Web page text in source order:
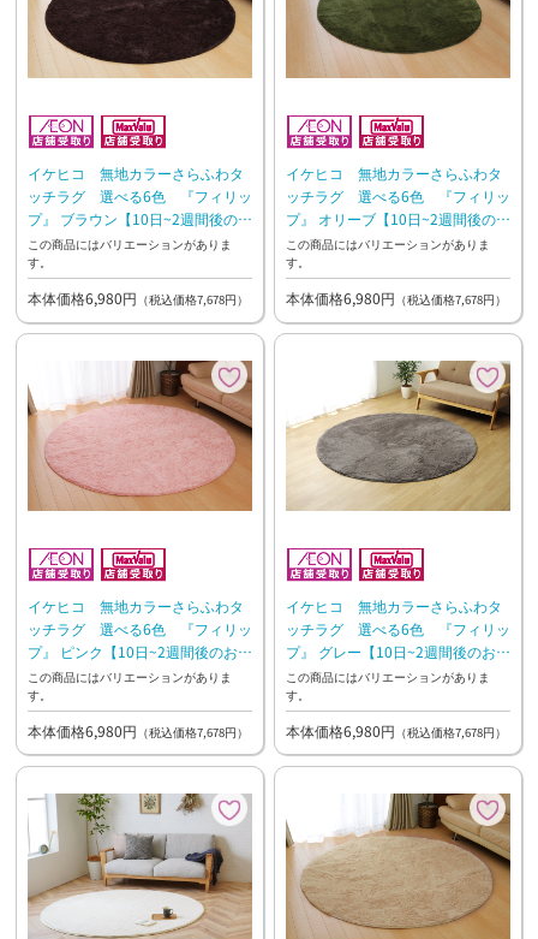
イケヒコ 無地カラーさらふわタ
ッチラグ 選べる6色 『フィリッ
プ』 ブラウン【10日~2週間後のお
渡し】
この商品にはバリエーションがありま
す。
本体価格6,980円 （税込価格7,678円）
イケヒコ 無地カラーさらふわタ
ッチラグ 選べる6色 『フィリッ
プ』 オリーブ【10日~2週間後のお
渡し】
この商品にはバリエーションがありま
す。
本体価格6,980円 （税込価格7,678円）
イケヒコ 無地カラーさらふわタ
ッチラグ 選べる6色 『フィリッ
プ』 ピンク【10日~2週間後のお渡
し】
この商品にはバリエーションがありま
す。
本体価格6,980円 （税込価格7,678円）
イケヒコ 無地カラーさらふわタ
ッチラグ 選べる6色 『フィリッ
プ』 グレー【10日~2週間後のお渡
し】
この商品にはバリエーションがありま
す。
本体価格6,980円 （税込価格7,678円）